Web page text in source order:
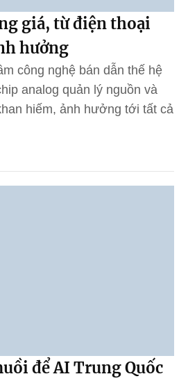
giá, từ điện thoại
hưởng
công nghệ bán dẫn thế hệ
analog quản lý nguồn và
hiếm, ảnh hưởng tới tất cả
để AI Trung Quốc